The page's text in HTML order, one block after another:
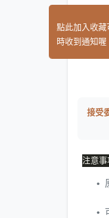
接受
點此加入收
時收到通知喔